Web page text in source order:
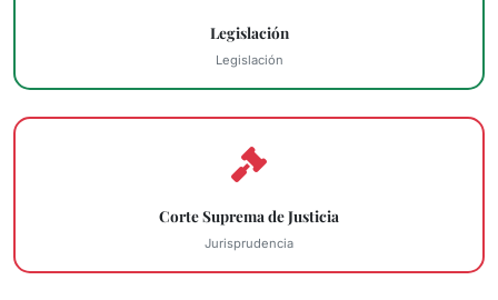
Legislación
Legislación
Corte Suprema de Justicia
Jurisprudencia